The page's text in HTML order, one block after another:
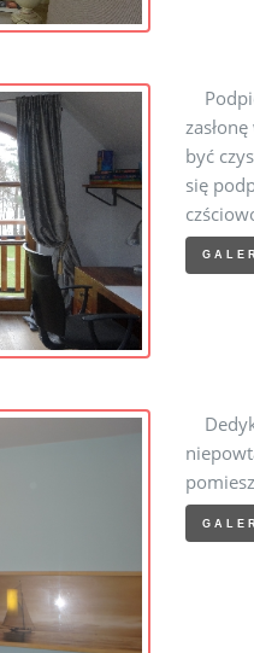
być
się